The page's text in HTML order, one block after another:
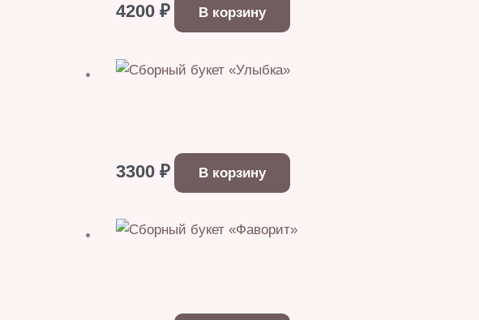
4200 ₽ В корзину
3300 ₽ В корзину